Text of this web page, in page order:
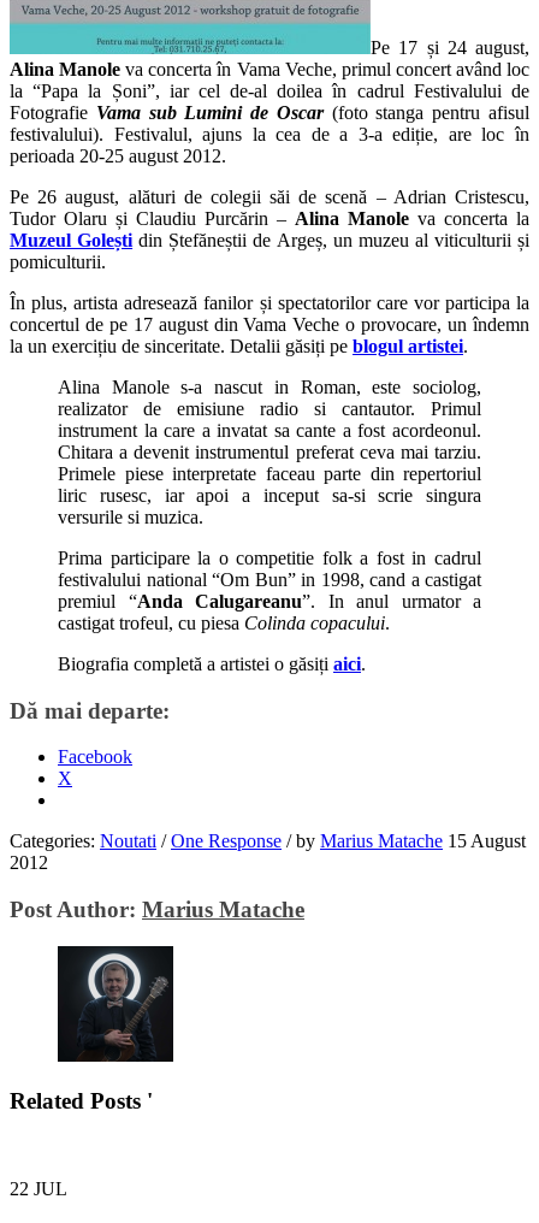
Pe 17 și 24 august,
Alina Manole va concerta în Vama Veche, primul concert având loc
la “Papa la Șoni”, iar cel de-al doilea în cadrul Festivalului de
Fotografie Vama sub Lumini de Oscar (foto stanga pentru afisul
festivalului). Festivalul, ajuns la cea de a 3-a ediție, are loc în
perioada 20-25 august 2012.
Pe 26 august, alături de colegii săi de scenă – Adrian Cristescu,
Tudor Olaru și Claudiu Purcărin – Alina Manole va concerta la
Muzeul Golești din Ștefăneștii de Argeș, un muzeu al viticulturii și
pomiculturii.
În plus, artista adresează fanilor și spectatorilor care vor participa la
concertul de pe 17 august din Vama Veche o provocare, un îndemn
la un exercițiu de sinceritate. Detalii găsiți pe blogul artistei.
Alina Manole s-a nascut in Roman, este sociolog,
realizator de emisiune radio si cantautor. Primul
instrument la care a invatat sa cante a fost acordeonul.
Chitara a devenit instrumentul preferat ceva mai tarziu.
Primele piese interpretate faceau parte din repertoriul
liric rusesc, iar apoi a inceput sa-si scrie singura
versurile si muzica.
Prima participare la o competitie folk a fost in cadrul
festivalului national “Om Bun” in 1998, cand a castigat
premiul “Anda Calugareanu”. In anul urmator a
castigat trofeul, cu piesa Colinda copacului.
Biografia completă a artistei o găsiți aici.
Dă mai departe:
Facebook
X
Categories: Noutati / One Response /by Marius Matache 15 August
2012
Post Author: Marius Matache
Related Posts '
22 JUL